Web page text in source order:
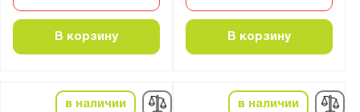
В корзину В корзину
в наличии в наличии
Ламинированный МДФ